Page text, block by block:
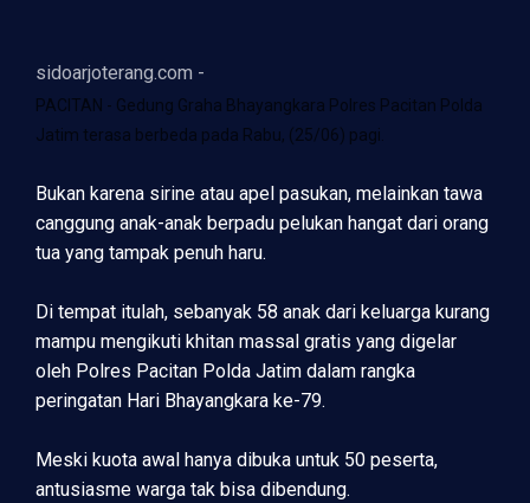
sidoarjoterang.com -
PACITAN - Gedung Graha Bhayangkara Polres Pacitan Polda
Jatim terasa berbeda pada Rabu, (25/06) pagi.
Bukan karena sirine atau apel pasukan, melainkan tawa
canggung anak-anak berpadu pelukan hangat dari orang
tua yang tampak penuh haru.
Di tempat itulah, sebanyak 58 anak dari keluarga kurang
mampu mengikuti khitan massal gratis yang digelar
oleh Polres Pacitan Polda Jatim dalam rangka
peringatan Hari Bhayangkara ke-79.
Meski kuota awal hanya dibuka untuk 50 peserta,
antusiasme warga tak bisa dibendung.